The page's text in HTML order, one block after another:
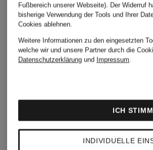
Trikots
WM
adidas
Fußbereich unserer Webseite). Der Widerruf
bisherige Verwendung der Tools und Ihrer
Cookies ablehnen.
Weitere Informationen zu den eingesetzten
welche wir und unsere Partner durch die
Datenschutzerklärung und Impressum.
INDIVIDUELLE
ICH